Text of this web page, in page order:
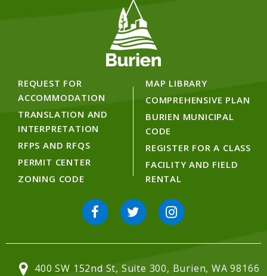
REQUEST FOR
ACCOMMODATION
TRANSLATION AND
INTERPRETATION
RFPS AND RFQS
PERMIT CENTER
ZONING CODE
MAP LIBRARY
COMPREHENSIVE PLAN
BURIEN MUNICIPAL
CODE
REGISTER FOR A CLASS
FACILITY AND FIELD
RENTAL
400 SW 152nd St, Suite 300, Burien, WA 98166